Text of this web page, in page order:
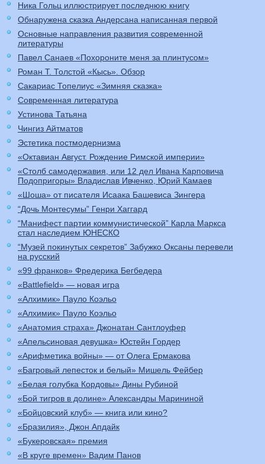
Ника Гольц иллюстрирует последнюю книгу
Обнаружена сказка Андерсана написанная первой
Основные направления развития современной
литературы
Павел Санаев «Похороните меня за плинтусом»
Роман Т. Толстой «Кысь». Обзор
Сакариас Топелиус «Зимняя сказка»
Современная литература
Устинова Татьяна
Чингиз Айтматов
Эстетика постмодернизма
«Октавиан Август. Рождение Римской империи»
«Столб самодержавия, или 12 дел Ивана Карповича
Подопригоры» Владислав Ивченко, Юрий Камаев
«Шоша» от писателя Исаака Башевиса Зингера
“Дочь Монтесумы” Генри Хаггард
“Манифест партии коммунистической” Карла Маркса
стал наследием ЮНЕСКО
“Музей покинутых секретов” Забужко Оксаны перевели
на русский
«99 франков» Фредерика Бегбедера
«Battlefield» — новая игра
«Алхимик» Пауло Коэльо
«Алхимик» Пауло Коэльо
«Анатомия страха» Джонатан Сантлоуфер
«Апельсиновая девушка» Юстейн Гордер
«Арифметика войны» — от Олега Ермакова
«Багровый лепесток и белый» Мишель Фейбер
«Белая голубка Кордовы» Дины Рубиной
«Бой тигров в долине» Александры Марининой
«Бойцовский клуб» — книга или кино?
«Бразилия», Джон Апдайк
«Букеровская» премия
«В круге времен» Вадим Панов